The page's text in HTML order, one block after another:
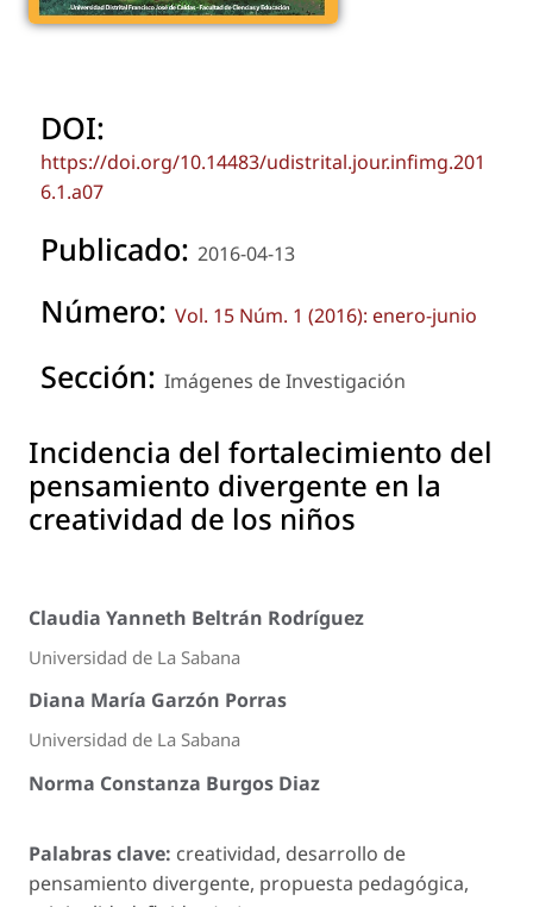
DOI:
https://doi.org/10.14483/udistrital.jour.infimg.201
6.1.a07
Publicado: 2016-04-13
Número: Vol. 15 Núm. 1 (2016): enero-junio
Sección: Imágenes de Investigación
Incidencia del fortalecimiento del
pensamiento divergente en la
creatividad de los niños
Claudia Yanneth Beltrán Rodríguez
Universidad de La Sabana
Diana María Garzón Porras
Universidad de La Sabana
Norma Constanza Burgos Diaz
Palabras clave: creatividad, desarrollo de
pensamiento divergente, propuesta pedagógica,